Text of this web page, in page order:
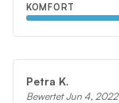
KOMFORT
Petra K.
Bewertet Jun 4, 2022